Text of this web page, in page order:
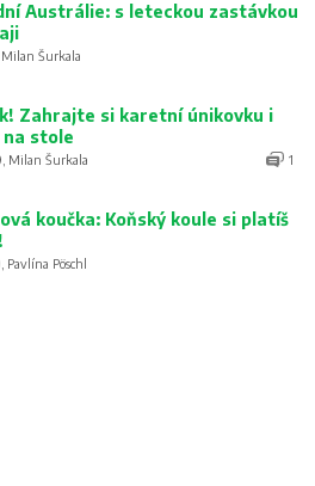
Austrálie: s leteckou zastávkou
Milan Šurkala
Zahrajte si karetní únikovku i
na stole
Milan Šurkala 1
koučka: Koňský koule si platíš
Pavlína Pöschl